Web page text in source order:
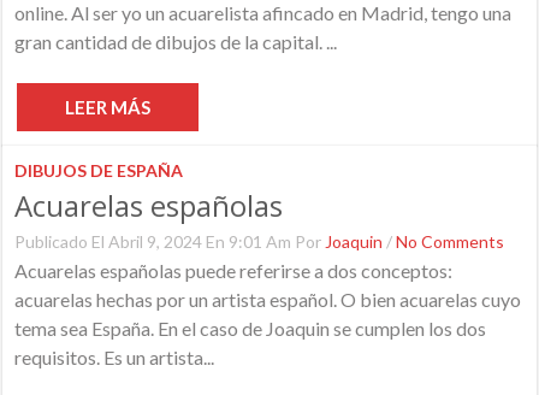
online. Al ser yo un acuarelista afincado en Madrid, tengo una
gran cantidad de dibujos de la capital. ...
LEER MÁS
DIBUJOS DE ESPAÑA
Acuarelas españolas
Publicado El Abril 9, 2024 En 9:01 Am Por Joaquin /No Comments
Acuarelas españolas puede referirse a dos conceptos:
acuarelas hechas por un artista español. O bien acuarelas cuyo
tema sea España. En el caso de Joaquin se cumplen los dos
requisitos. Es un artista...